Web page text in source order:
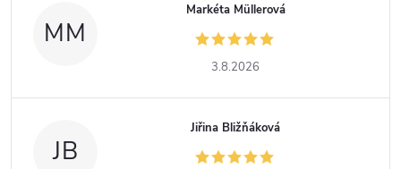
MM
Markéta Müllerová
3.8.2026
JB
Jiřina Bližňáková